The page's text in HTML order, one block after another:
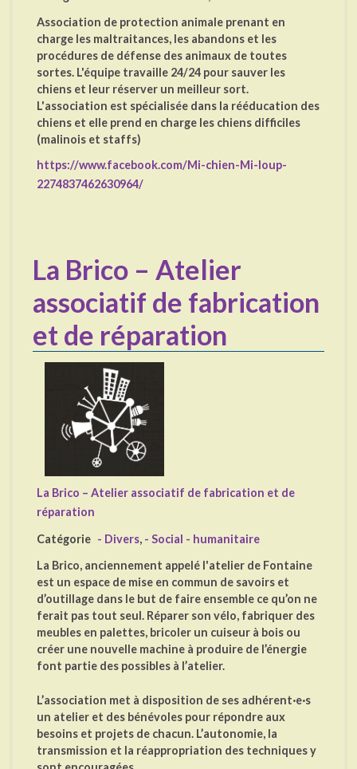
Association de protection animale prenant en
charge les maltraitances, les abandons et les
procédures de défense des animaux de toutes
sortes. L'équipe travaille 24/24 pour sauver les
chiens et leur réserver un meilleur sort.
L'association est spécialisée dans la rééducation des
chiens et elle prend en charge les chiens difficiles
(malinois et staffs)
https://www.facebook.com/Mi-chien-Mi-loup-
2274837462630964/
La Brico – Atelier
associatif de fabrication
et de réparation
La Brico – Atelier associatif de fabrication et de
réparation
Catégorie - Divers, - Social - humanitaire
La Brico, anciennement appelé l'atelier de Fontaine
est un espace de mise en commun de savoirs et
d’outillage dans le but de faire ensemble ce qu’on ne
ferait pas tout seul. Réparer son vélo, fabriquer des
meubles en palettes, bricoler un cuiseur à bois ou
créer une nouvelle machine à produire de l’énergie
font partie des possibles à l’atelier.
L’association met à disposition de ses adhérent·e·s
un atelier et des bénévoles pour répondre aux
besoins et projets de chacun. L’autonomie, la
transmission et la réappropriation des techniques y